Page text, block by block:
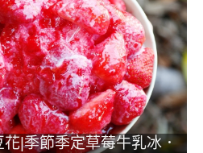
|季節季定草莓牛乳冰．